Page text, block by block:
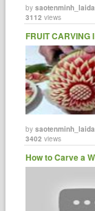
by
3112 views
FRUIT CARVING
by
3402 views
How to Carve a